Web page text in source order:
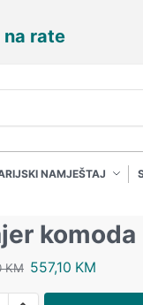
rate
NAMJEŠTAJ
komoda
KM 557,10 KM